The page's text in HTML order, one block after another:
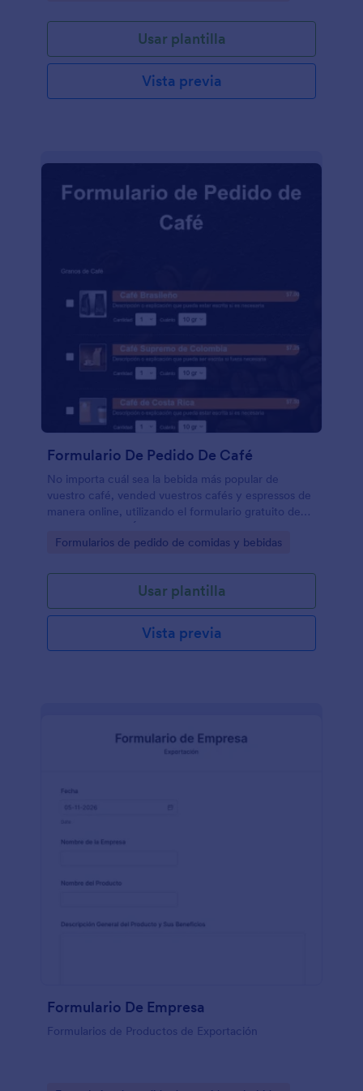
pronosticar los ingresos, programar la dotación de
personal y administrar el inventario. Los restaurantes
también pueden optar por utilizar esta plantilla como
una plataforma tradicional de pedidos en línea. Dirija
cualquier pregunta a
Usar plantilla
Vista previa
Formulario De Pedido De Café
No importa cuál sea la bebida más popular de
vuestro café, vended vuestros cafés y espressos de
manera online, utilizando el formulario gratuito de
formulario para que se adapte a vuestras
página web para que empiece a aceptar pedidos
online ¡y pagos simultáneamente! Los clientes
podrán introducir su información de contacto, elegir
qué menú les gustaría escoger, y enviarlo poniendo
los detalles de pago. Recibiréis al instante los
personalizadas para todos vuestros clientes, por qué
no personalizar vuestro formulario de pedido de
el formulario de pedido de café con nuestro creador
de formularios de arrastrar y soltar. Sin tener que
ítems del menú, subir fotografías, y cambiar el
preparado para aceptar pagos en PayPal - pero si
vuestro negocio!
Go to Category:
Formularios de pedido de comidas y bebidas
Usar plantilla
Vista previa
Formulario De Empresa
Formularios de Productos de Exportación